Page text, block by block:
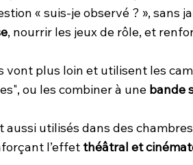
« suis-je observé ? »,
, nourrir les jeux de rôle, et
vont plus loin et utilisent les
ou les combiner à une bande
aussi utilisés dans des
l’effet théâtral et